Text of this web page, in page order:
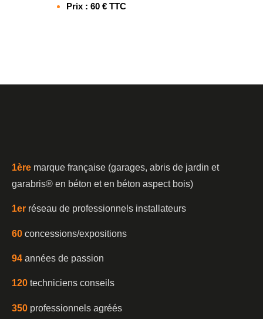
Prix : 60 € TTC
1ère marque française (garages, abris de jardin et
garabris®️ en béton et en béton aspect bois)
1er réseau de professionnels installateurs
60 concessions/expositions
94 années de passion
120 techniciens conseils
350 professionnels agréés